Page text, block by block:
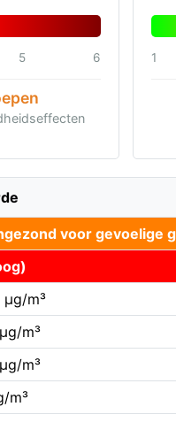
5 6 1
voor gevoelige
µg/m³
m³
m³
m³